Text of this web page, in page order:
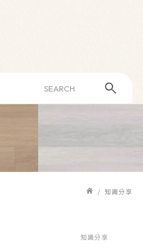
知識分享
知識分享